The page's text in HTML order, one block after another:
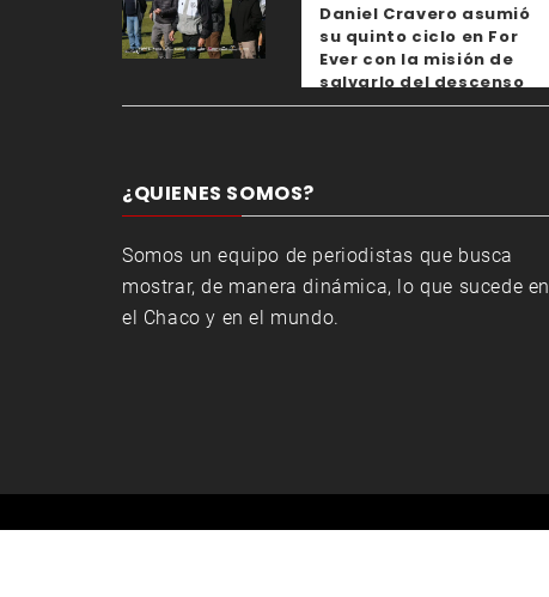
Daniel Cravero asumió
su quinto ciclo en For
Ever con la misión de
salvarlo del descenso
¿QUIENES SOMOS?
Somos un equipo de periodistas que busca
mostrar, de manera dinámica, lo que sucede en
el Chaco y en el mundo.